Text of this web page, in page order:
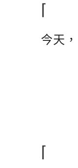
⌈
今天
⌈